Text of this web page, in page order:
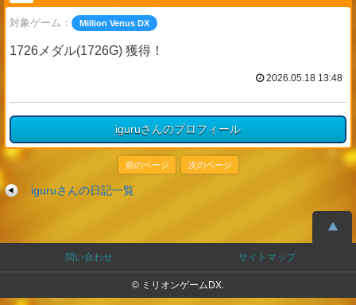
対象ゲーム： Million Venus DX
1726メダル(1726G) 獲得！
2026.05.18 13:48
iguruさんのプロフィール
前のページ 次のページ
iguruさんの日記一覧
問い合わせ サイトマップ
© ミリオンゲームDX.